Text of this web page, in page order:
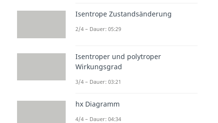
Isentrope Zustandsänderung
2/4 – Dauer: 05:29
Isentroper und polytroper
Wirkungsgrad
3/4 – Dauer: 03:21
hx Diagramm
4/4 – Dauer: 04:34